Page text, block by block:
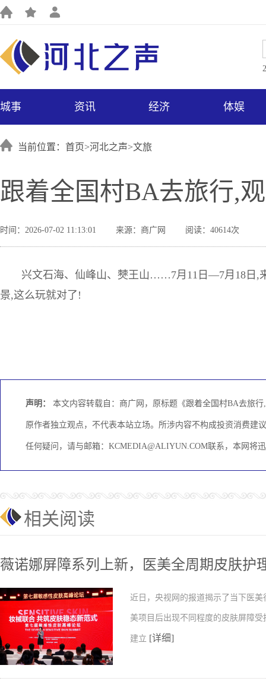
城事 资讯 经济 体娱
当前位置：首页>河北之声>文旅
跟着全国村BA去旅行,
时间：2026-07-02 11:13:01 来源：商广网 阅读：40614次
兴文石海、仙峰山、僰王山……7月11日—7月18日,
景,这么玩就对了!
声明： 本文内容转载自：商广网，原标题《跟着全国村BA去旅
原作者独立观点，不代表本站立场。所涉内容不构成投资消费建
任何疑问，请与邮箱：KCMEDIA@ALIYUN.COM联系，本网将
相关阅读
薇诺娜屏障系列上新，医美全周期皮肤护
近日，央视网的报道揭示了当下医
美项目后出现不同程度的皮肤屏障
建立 [详细]